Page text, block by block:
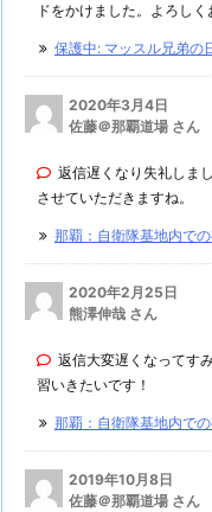
ドをかけました。よろし
保護中: マッスル兄弟の
2020年3月4日
佐藤＠那覇道場 さん
返信遅くなり失礼しま
させていただきますね。
那覇：自衛隊基地内で
2020年2月25日
熊澤伸哉 さん
返信大変遅くなってす
習いきたいです！
那覇：自衛隊基地内で
2019年10月8日
佐藤＠那覇道場 さん